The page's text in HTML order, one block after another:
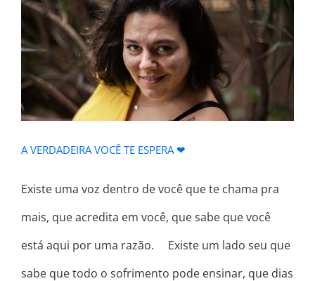
A VERDADEIRA VOCÊ TE ESPERA ❤
A VERDADEIRA VOCÊ TE ESPERA ❤
Existe uma voz dentro de você que te chama pra
mais, que acredita em você, que sabe que você
está aqui por uma razão. ⠀ Existe um lado seu que
sabe que todo o sofrimento pode ensinar, que dias